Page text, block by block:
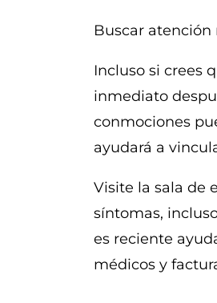
Buscar atención
Incluso si crees
inmediato
conmociones
ayudará a
Visite la sala de
síntomas,
es reciente
médicos y